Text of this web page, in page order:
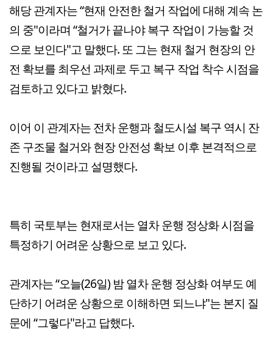
해당 관계자는 “현재 안전한 철거 작업에 대해 계속 논
의 중"이라며 “철거가 끝나야 복구 작업이 가능할 것
으로 보인다"고 말했다. 또 그는 현재 철거 현장의 안
전 확보를 최우선 과제로 두고 복구 작업 착수 시점을
검토하고 있다고 밝혔다.
이어 이 관계자는 전차 운행과 철도시설 복구 역시 잔
존 구조물 철거와 현장 안전성 확보 이후 본격적으로
진행될 것이라고 설명했다.
특히 국토부는 현재로서는 열차 운행 정상화 시점을
특정하기 어려운 상황으로 보고 있다.
관계자는 “오늘(26일) 밤 열차 운행 정상화 여부도 예
단하기 어려운 상황으로 이해하면 되느냐"는 본지 질
문에 “그렇다"라고 답했다.